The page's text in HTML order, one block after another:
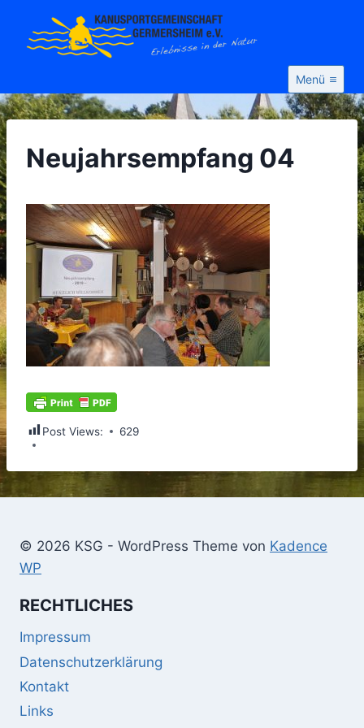
Inhalt
springen
Menü
Neujahrsempfang 04
Post Views: 629
© 2026 KSG - WordPress Theme von Kadence
WP
RECHTLICHES
Impressum
Datenschutzerklärung
Kontakt
Links